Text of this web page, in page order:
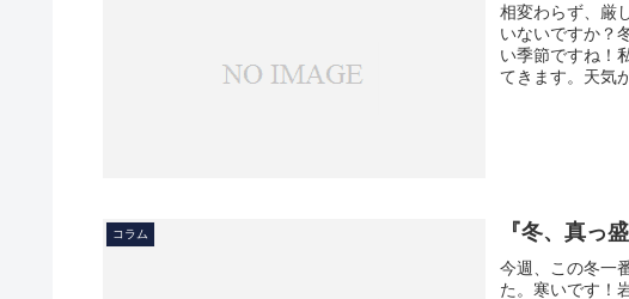
相変わらず、厳
いないですか？
い季節ですね！
てきます。天気
コラム 『冬、真っ盛
今週、この冬一
た。寒いです！